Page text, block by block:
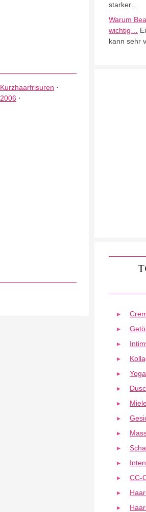
Kurzhaarfrisuren ⋅
2006 ⋅
starker…
Warum
wichtig…
kann sehr
CC-